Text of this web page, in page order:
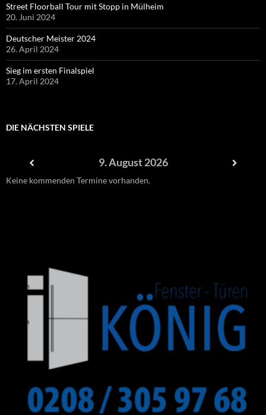
Street Floorball Tour mit Stopp in Mülheim
20. Juni 2024
Deutscher Meister 2024
26. April 2024
Sieg im ersten Finalspiel
17. April 2024
DIE NÄCHSTEN SPIELE
9. August 2026
Keine kommenden Termine vorhanden.